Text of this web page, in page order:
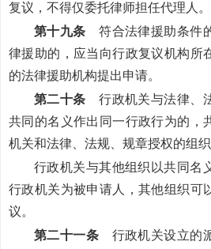
复议，不得仅委托律师担任代理人。
第十九条 符合法律援助条件
律援助的，应当向行政复议机构所
的法律援助机构提出申请。
第二十条 行政机关与法律、
共同的名义作出同一行政行为的，
机关和法律、法规、规章授权的组织
行政机关与其他组织以共同名
行政机关为被申请人，其他组织可
议。
第二十一条 行政机关设立的